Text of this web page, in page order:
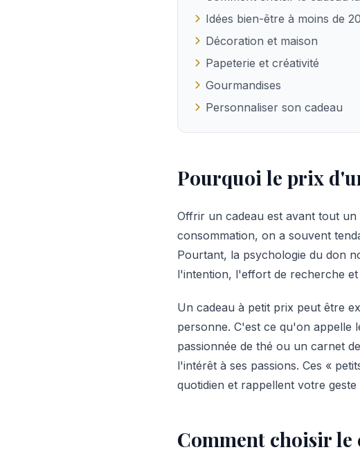
Idées bien-être à moins de
Décoration et maison
Papeterie et créativité
Gourmandises
Personnaliser son cadeau
Pourquoi le prix
Offrir un cadeau est avant tout
consommation, on a souvent
Pourtant, la psychologie du don
l'intention, l'effort de recherche
Un cadeau à petit prix peut être
personne. C'est ce qu'on appelle
passionnée de thé ou un carnet
l'intérêt à ses passions. Ces «
quotidien et rappellent votre geste
Comment choisir le